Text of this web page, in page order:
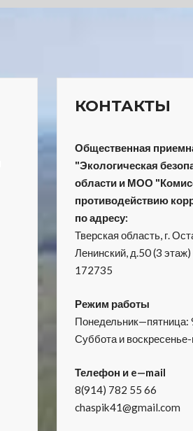
КОНТАКТЫ
Общественная
"Экологическая
области и МОО
противодействию
по адресу:
Тверская область, г.
Ленинский, д.50 (3 этаж)
172735
Режим работы
Суббота и
Телефон и e—mail
8(914) 782 55 66
chaspik41@gmail.com